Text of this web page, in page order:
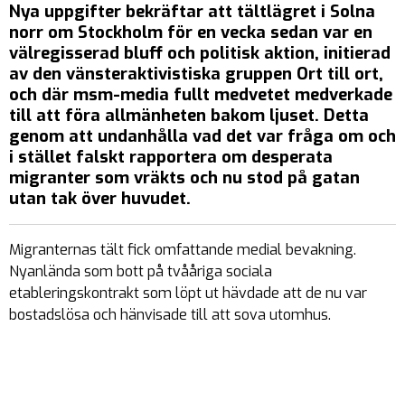
Nya uppgifter bekräftar att tältlägret i Solna
norr om Stockholm för en vecka sedan var en
välregisserad bluff och politisk aktion, initierad
av den vänsteraktivistiska gruppen Ort till ort,
och där msm-media fullt medvetet medverkade
till att föra allmänheten bakom ljuset. Detta
genom att undanhålla vad det var fråga om och
i stället falskt rapportera om desperata
migranter som vräkts och nu stod på gatan
utan tak över huvudet.
Migranternas tält fick omfattande medial bevakning.
Nyanlända som bott på tvååriga sociala
etableringskontrakt som löpt ut hävdade att de nu var
bostadslösa och hänvisade till att sova utomhus.